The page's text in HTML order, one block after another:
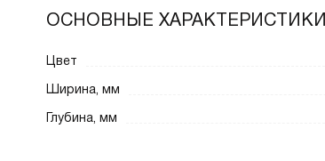
ОСНОВНЫЕ ХАРАКТЕРИСТИКИ
Цвет
Ширина, мм
Глубина, мм